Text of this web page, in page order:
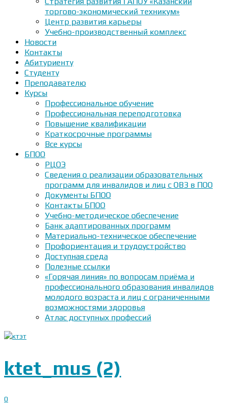
торгово-экономический техникум»
Центр развития карьеры
Учебно-производственный комплекс
Новости
Контакты
Абитуриенту
Студенту
Преподавателю
Курсы
Профессиональное обучение
Профессиональная переподготовка
Повышение квалификации
Краткосрочные программы
Все курсы
БПОО
РЦОЭ
Сведения о реализации образовательных
программ для инвалидов и лиц с ОВЗ в ПОО
Документы БПОО
Контакты БПОО
Учебно-методическое обеспечение
Банк адаптированных программ
Материально-техническое обеспечение
Профориентация и трудоустройство
Доступная среда
Полезные ссылки
«Горячая линия» по вопросам приёма и
профессионального образования инвалидов
молодого возраста и лиц с ограниченными
возможностями здоровья
Атлас доступных профессий
ktet_mus (2)
0